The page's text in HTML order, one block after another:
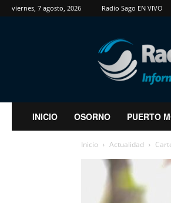
viernes, 7 agosto, 2026 Radio Sago EN VIVO
RadioSago
INICIO OSORNO PUERTO
Inicio Actualidad